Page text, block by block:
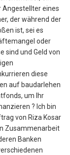
eines
der während der
ist, sei es
oder
sind und Geld von
diese
auf baudarlehen
um Ihr
? Ich bin
von Riza Kosar
Zusammenarbeit
Banken